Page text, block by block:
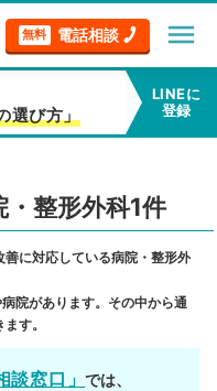
無料 電話相談 menu
選び方」
LINEに
登録
整形外科1件
に対応している病院・整形外
院があります。その中から通
す。
談窓口」では、